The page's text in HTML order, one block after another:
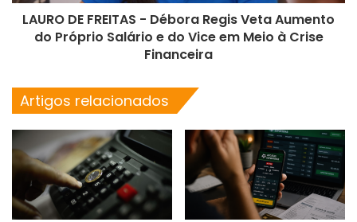
LAURO DE FREITAS - Débora Regis Veta Aumento
do Próprio Salário e do Vice em Meio à Crise
Financeira
Artigos relacionados